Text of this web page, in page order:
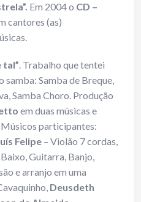
Em 2004 o CD –
cantores (as)
tal”. Trabalho que tentei
Samba de Breque,
Samba Choro. Produção
em duas músicas e
Músicos participantes:
Felipe – Violão 7 cordas,
Guitarra, Banjo,
e arranjo em uma
Deusdeth